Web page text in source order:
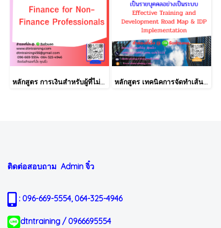
หลักสูตร การเงินสำหรับผู้ที่ไม่ได้มีวิชาชีพด้านการเงิน (Finance for Non-Finance Professionals) หลักสูตร เทคนิคการจัดทำเส้นทางการฝึกอบรม และการพัฒนาบุคลากร เป็นรายบุคคลอย่างเป็นระบบ Effective Training and Development Road Map & IDP Implementation
ติดต่อสอบถาม Admin จิ๋ว
: 096-669-5554, 064-325-4946
dtntraining / 0966695554